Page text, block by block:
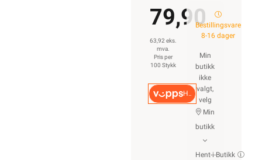
79,90
63,92 eks.
mva.
Pris per
100 Stykk
Hurtigkasse
Bestillingsvare
8-16 dager
Min
butikk
ikke
valgt,
velg
Min
butikk
Hent-i-Butikk